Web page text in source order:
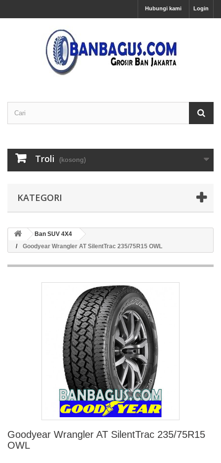
Login
Hubungi kami
Troli (kosong)
KATEGORI
Ban SUV 4X4
Goodyear Wrangler AT SilentTrac 235/75R15 OWL
Goodyear Wrangler AT SilentTrac 235/75R15
OWL